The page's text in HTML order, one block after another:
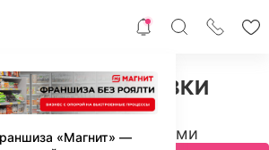
«Магнит» —
И ВЫСТАВКИ
И СНГ
с профессионалами